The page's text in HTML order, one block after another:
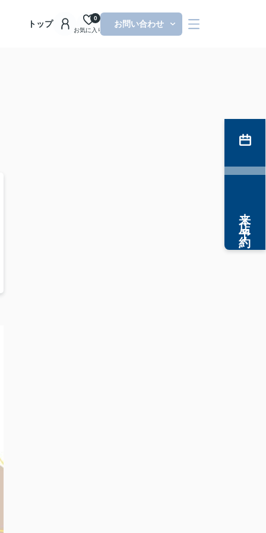
トップ
お気に入り
0
お問い合わせ
来店予約